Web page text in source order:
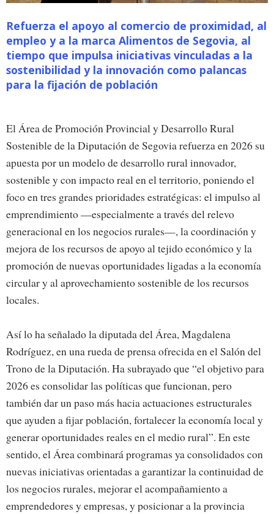
Refuerza el apoyo al comercio de proximidad, al
empleo y a la marca Alimentos de Segovia, al
tiempo que impulsa iniciativas vinculadas a la
sostenibilidad y la innovación como palancas
para la fijación de población
El Área de Promoción Provincial y Desarrollo Rural
Sostenible de la Diputación de Segovia refuerza en 2026 su
apuesta por un modelo de desarrollo rural innovador,
sostenible y con impacto real en el territorio, poniendo el
foco en tres grandes prioridades estratégicas: el impulso al
emprendimiento —especialmente a través del relevo
generacional en los negocios rurales—, la coordinación y
mejora de los recursos de apoyo al tejido económico y la
promoción de nuevas oportunidades ligadas a la economía
circular y al aprovechamiento sostenible de los recursos
locales.
Así lo ha señalado la diputada del Área, Magdalena
Rodríguez, en una rueda de prensa ofrecida en el Salón del
Trono de la Diputación. Ha subrayado que “el objetivo para
2026 es consolidar las políticas que funcionan, pero
también dar un paso más hacia actuaciones estructurales
que ayuden a fijar población, fortalecer la economía local y
generar oportunidades reales en el medio rural”. En este
sentido, el Área combinará programas ya consolidados con
nuevas iniciativas orientadas a garantizar la continuidad de
los negocios rurales, mejorar el acompañamiento a
emprendedores y empresas, y posicionar a la provincia